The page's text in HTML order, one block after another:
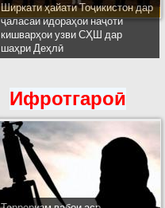
Ширкати ҳайати Тоҷикистон дар
ҷаласаи идораҳои наҷоти
кишварҳои узви СҲШ дар
шаҳри Деҳлӣ
Ифротгароӣ